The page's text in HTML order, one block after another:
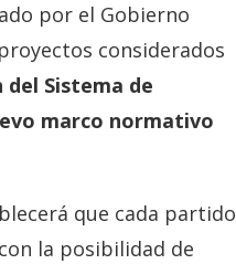
por el Gobierno
considerados
Sistema de
marco normativo
que cada partido
la posibilidad de